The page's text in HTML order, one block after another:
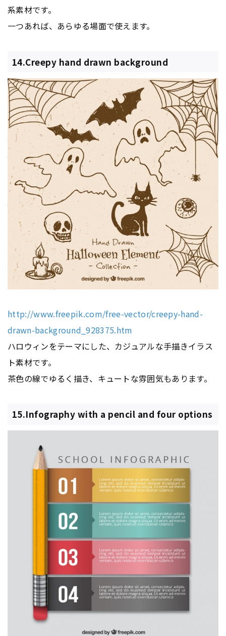
系素材です。
一つあれば、あらゆる場面で使えます。
14.Creepy hand drawn background
http://www.freepik.com/free-vector/creepy-hand-
drawn-background_928375.htm
ハロウィンをテーマにした、カジュアルな手描きイラス
ト素材です。
茶色の線でゆるく描き、キュートな雰囲気もあります。
15.Infography with a pencil and four options